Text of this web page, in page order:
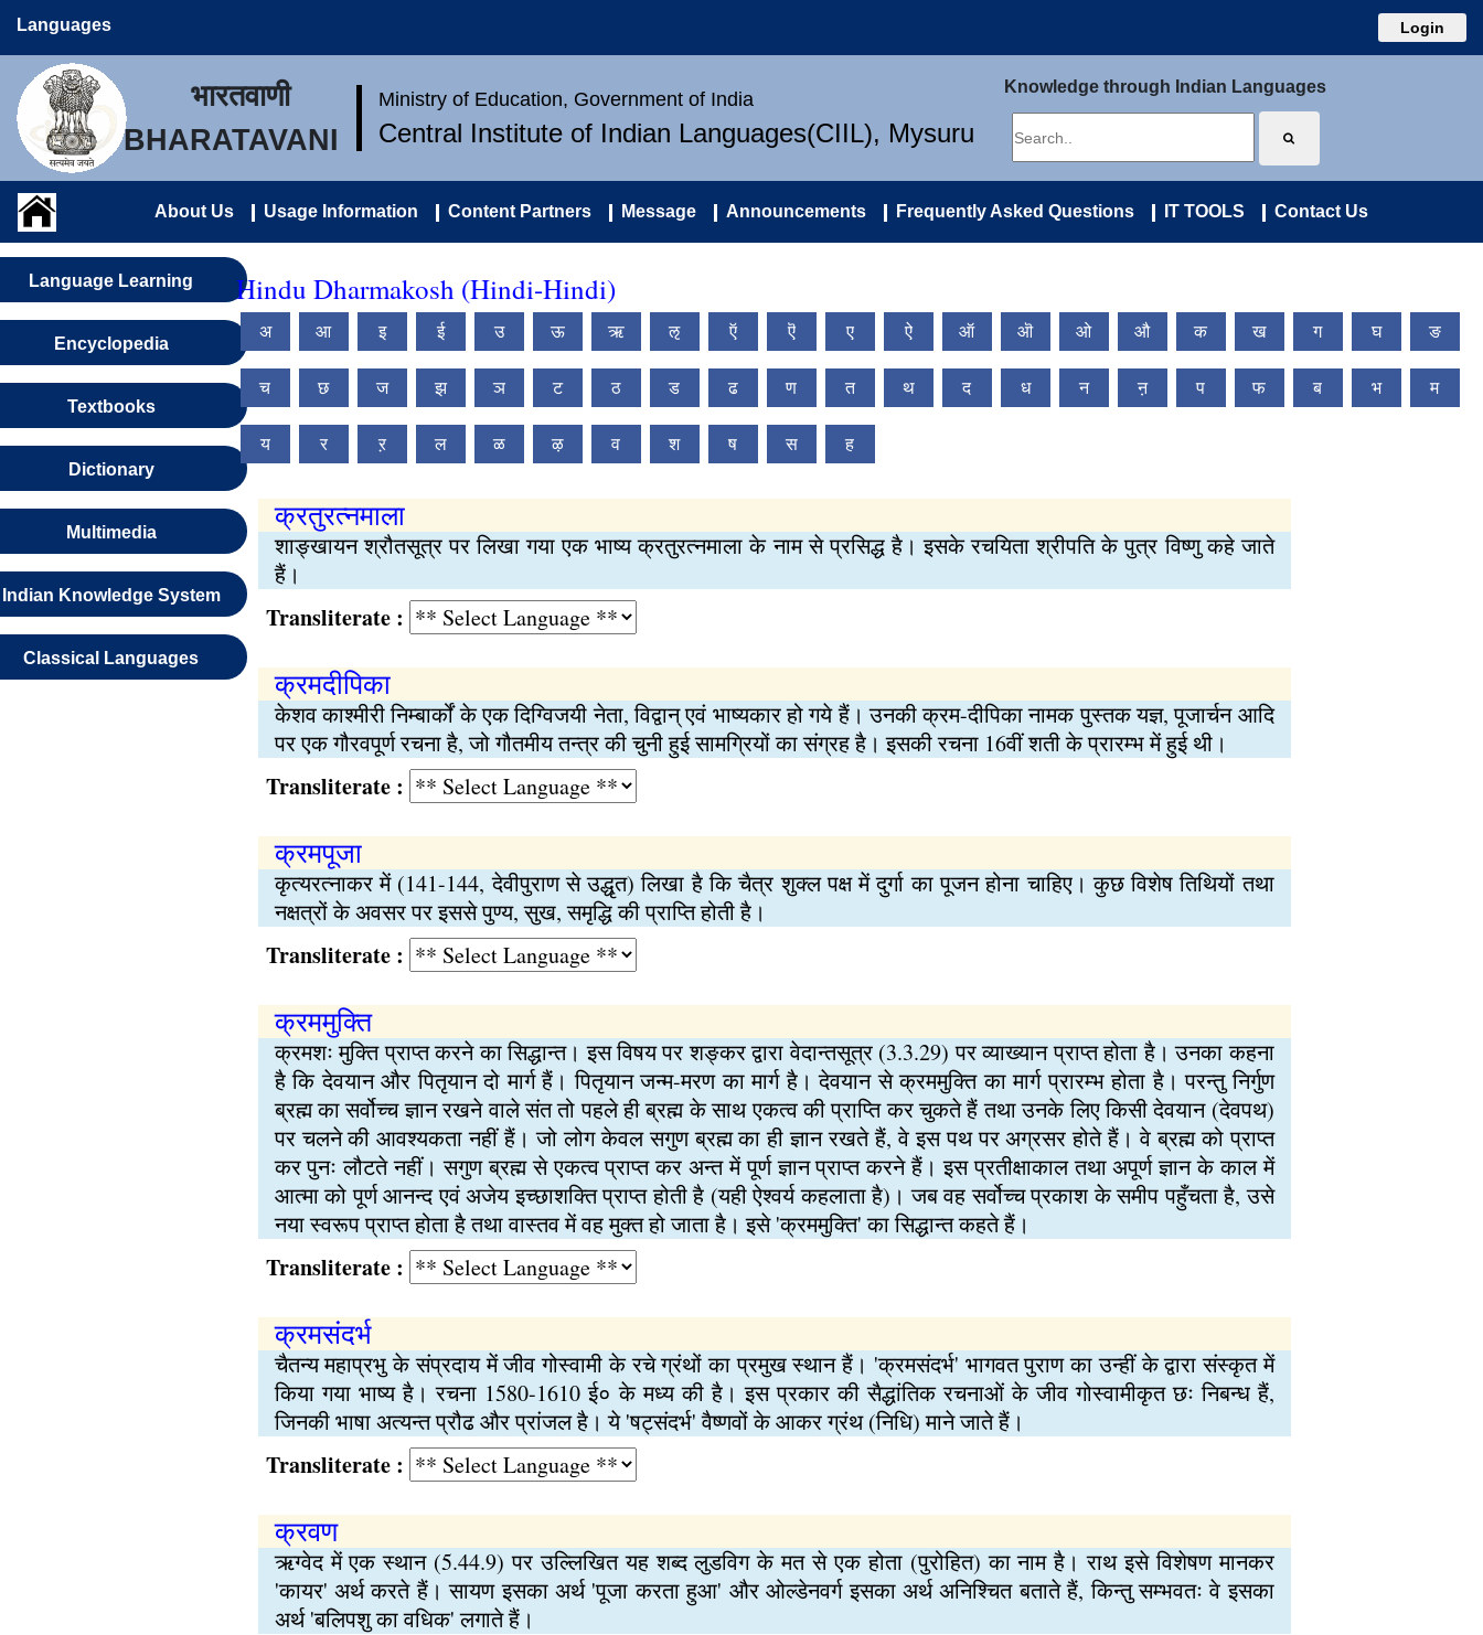
Languages Login
भारतवाणी
BHARATAVANI
Ministry of Education, Government of India
Central Institute of Indian Languages(CIIL), Mysuru
Knowledge through Indian Languages
About Us Usage Information Content Partners Message Announcements Frequently Asked Questions IT TOOLS Contact Us
Language Learning
Encyclopedia
Textbooks
Dictionary
Multimedia
Indian Knowledge System
Classical Languages
Hindu Dharmakosh (Hindi-Hindi)
अ आ इ ई उ ऊ ऋ ऌ ऍ ऎ ए ऐ ऑ ऒ ओ औ क ख ग घ ङ
च छ ज झ ञ ट ठ ड ढ ण त थ द ध न ऩ प फ ब भ म
य र ऱ ल ळ ऴ व श ष स ह
क्रतुरत्नमाला
शाङ्खायन श्रौतसूत्र पर लिखा गया एक भाष्य क्रतुरत्नमाला के नाम से प्रसिद्ध है। इसके रचयिता श्रीपति के पुत्र विष्णु कहे जाते
हैं।
Transliterate :
क्रमदीपिका
केशव काश्मीरी निम्बार्कों के एक दिग्विजयी नेता, विद्वान् एवं भाष्यकार हो गये हैं। उनकी क्रम-दीपिका नामक पुस्तक यज्ञ, पूजार्चन आदि
पर एक गौरवपूर्ण रचना है, जो गौतमीय तन्त्र की चुनी हुई सामग्रियों का संग्रह है। इसकी रचना 16वीं शती के प्रारम्भ में हुई थी।
Transliterate :
क्रमपूजा
कृत्यरत्नाकर में (141-144, देवीपुराण से उद्धृत) लिखा है कि चैत्र शुक्ल पक्ष में दुर्गा का पूजन होना चाहिए। कुछ विशेष तिथियों तथा
नक्षत्रों के अवसर पर इससे पुण्य, सुख, समृद्धि की प्राप्ति होती है।
Transliterate :
क्रममुक्ति
क्रमशः मुक्ति प्राप्त करने का सिद्धान्त। इस विषय पर शङ्कर द्वारा वेदान्तसूत्र (3.3.29) पर व्याख्यान प्राप्त होता है। उनका कहना
है कि देवयान और पितृयान दो मार्ग हैं। पितृयान जन्म-मरण का मार्ग है। देवयान से क्रममुक्ति का मार्ग प्रारम्भ होता है। परन्तु निर्गुण
ब्रह्म का सर्वोच्च ज्ञान रखने वाले संत तो पहले ही ब्रह्म के साथ एकत्व की प्राप्ति कर चुकते हैं तथा उनके लिए किसी देवयान (देवपथ)
पर चलने की आवश्यकता नहीं हैं। जो लोग केवल सगुण ब्रह्म का ही ज्ञान रखते हैं, वे इस पथ पर अग्रसर होते हैं। वे ब्रह्म को प्राप्त
कर पुनः लौटते नहीं। सगुण ब्रह्म से एकत्व प्राप्त कर अन्त में पूर्ण ज्ञान प्राप्त करने हैं। इस प्रतीक्षाकाल तथा अपूर्ण ज्ञान के काल में
आत्मा को पूर्ण आनन्द एवं अजेय इच्छाशक्ति प्राप्त होती है (यही ऐश्वर्य कहलाता है)। जब वह सर्वोच्च प्रकाश के समीप पहुँचता है, उसे
नया स्वरूप प्राप्त होता है तथा वास्तव में वह मुक्त हो जाता है। इसे 'क्रममुक्ति' का सिद्धान्त कहते हैं।
Transliterate :
क्रमसंदर्भ
चैतन्य महाप्रभु के संप्रदाय में जीव गोस्वामी के रचे ग्रंथों का प्रमुख स्थान हैं। 'क्रमसंदर्भ' भागवत पुराण का उन्हीं के द्वारा संस्कृत में
किया गया भाष्य है। रचना 1580-1610 ई० के मध्य की है। इस प्रकार की सैद्धांतिक रचनाओं के जीव गोस्वामीकृत छः निबन्ध हैं,
जिनकी भाषा अत्यन्त प्रौढ और प्रांजल है। ये 'षट्संदर्भ' वैष्णवों के आकर ग्रंथ (निधि) माने जाते हैं।
Transliterate :
क्रवण
ऋग्वेद में एक स्थान (5.44.9) पर उल्लिखित यह शब्द लुडविग के मत से एक होता (पुरोहित) का नाम है। राथ इसे विशेषण मानकर
'कायर' अर्थ करते हैं। सायण इसका अर्थ 'पूजा करता हुआ' और ओल्डेनवर्ग इसका अर्थ अनिश्चित बताते हैं, किन्तु सम्भवतः वे इसका
अर्थ 'बलिपशु का वधिक' लगाते हैं।